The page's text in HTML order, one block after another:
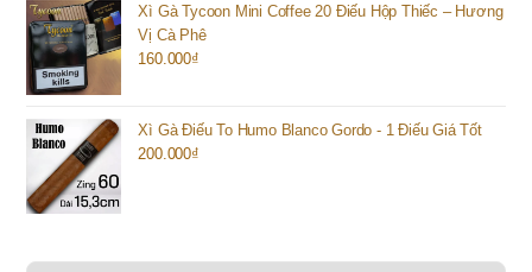
Xì Gà Tycoon Mini Coffee 20 Điếu Hộp Thiếc – Hương
Vị Cà Phê
160.000₫
Xì Gà Điếu To Humo Blanco Gordo - 1 Điếu Giá Tốt
200.000₫